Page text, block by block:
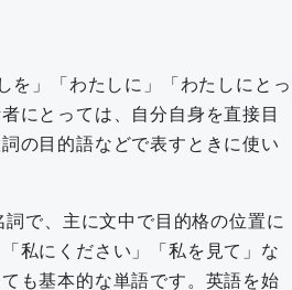
を」「わたしに」「わたしにとっ
にとっては、自分自身を直接目
の目的語などで表すときに使い
詞で、主に文中で目的格の位置に
私にください」「私を見て」な
も基本的な単語です。英語を始